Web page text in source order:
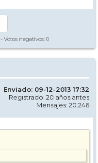
- Votos negativos: 0
Enviado: 09-12-2013 17:32
Registrado: 20 años antes
Mensajes: 20.246